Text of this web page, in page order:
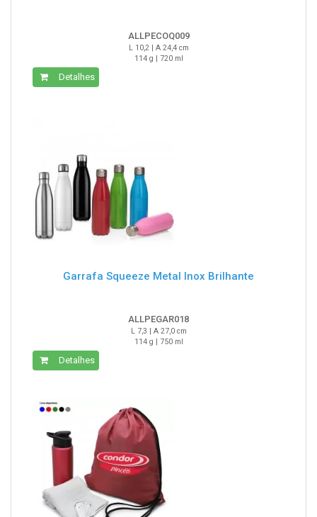
ALLPECOQ009
L 10,2 | A 24,4 cm
114 g | 720 ml
Detalhes
Garrafa Squeeze Metal Inox Brilhante
ALLPEGAR018
L 7,3 | A 27,0 cm
114 g | 750 ml
Detalhes